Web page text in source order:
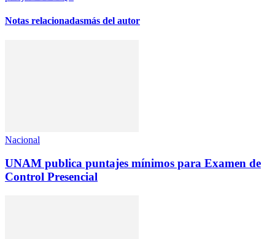
Notas relacionadasmás del autor
Nacional
UNAM publica puntajes mínimos para Examen de
Control Presencial